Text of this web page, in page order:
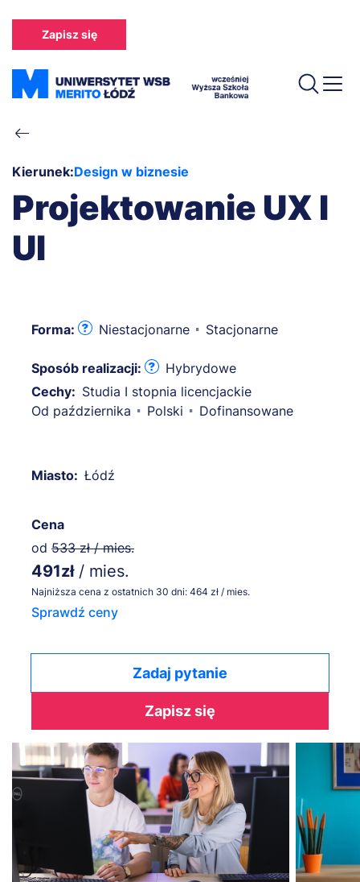
treści
Zapisz się
Ścieżka
nawigacyjna
Kierunek:Design w biznesie
Projektowanie UX I
UI
Forma: Niestacjonarne Stacjonarne
Sposób realizacji:
Hybrydowe
Cechy: Studia I stopnia licencjackie
Od października
Polski Dofinansowane
Miasto: Łódź
Cena
od 533 zł / mies.
491zł / mies.
Najniższa cena z ostatnich 30 dni: 464 zł / mies.
Sprawdź ceny
Zadaj pytanie
Zapisz się